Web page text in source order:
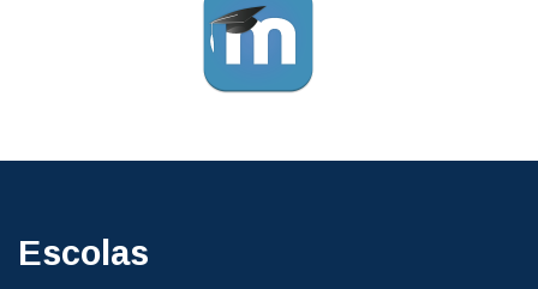
Escolas